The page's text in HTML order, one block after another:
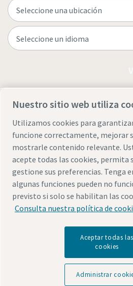
Avisos legales y de privacidad
AccesibilidadMapa del sitio
© 2026 Atlas Copco
Descubre cómo Atlas Copco
tecnología que transforma el
Nuestro sitio web utiliza
Utilizamos cookies para
funcione correctamente, mejorar
mostrarle contenido relevante.
acepte todas las cookies, permita
gestione sus preferencias. Tenga
algunas funciones pueden no
previsto si solo se habilitan las
Consulta nuestra política de
Aceptar todas las
cookies
Administrar